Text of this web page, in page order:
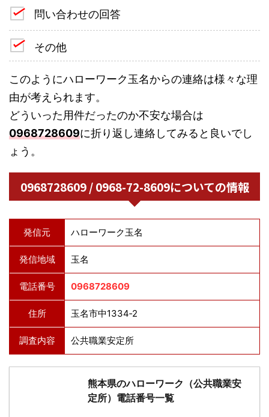
問い合わせの回答
その他
このようにハローワーク玉名からの連絡は様々な理
由が考えられます。
どういった用件だったのか不安な場合は
0968728609に折り返し連絡してみると良いでし
ょう。
0968728609 / 0968-72-8609についての情報
発信元 ハローワーク玉名
発信地域 玉名
電話番号 0968728609
住所 玉名市中1334‐2
調査内容 公共職業安定所
熊本県のハローワーク（公共職業安
定所）電話番号一覧